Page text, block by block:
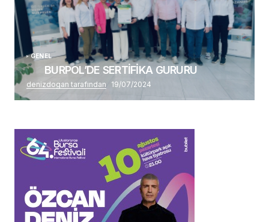
GENEL
BURPOL’DE SERTİFİKA GURURU
denizdogan tarafından 19/07/2024